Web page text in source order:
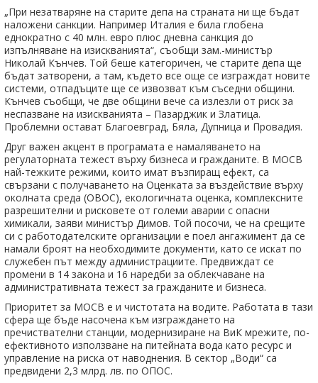
„При незатваряне на старите депа на страната ни ще бъдат
наложени санкции. Например Италия е била глобена
еднократно с 40 млн. евро плюс дневна санкция до
изпълняване на изискванията“, съобщи зам.-министър
Николай Кънчев. Той беше категоричен, че старите депа ще
бъдат затворени, а там, където все още се изграждат новите
системи, отпадъците ще се извозват към съседни общини.
Кънчев съобщи, че две общини вече са излезли от риск за
неспазване на изискванията – Пазарджик и Златица.
Проблемни остават Благоевград, Бяла, Дупница и Провадия.
Друг важен акцент в програмата е намаляването на
регулаторната тежест върху бизнеса и гражданите. В МОСВ
най-тежките режими, които имат възпиращ ефект, са
свързани с получаването на Оценката за въздействие върху
околната среда (ОВОС), екологичната оценка, комплексните
разрешителни и рисковете от големи аварии с опасни
химикали, заяви министър Димов. Той посочи, че на срещите
си с работодателските организации е поел ангажимент да се
намали броят на необходимите документи, като се искат по
служебен път между администрациите. Предвиждат се
промени в 14 закона и 16 наредби за облекчаване на
административната тежест за гражданите и бизнеса.
Приоритет за МОСВ е и чистотата на водите. Работата в тази
сфера ще бъде насочена към изграждането на
пречиствателни станции, модернизиране на ВиК мрежите, по-
ефективното използване на питейната вода като ресурс и
управление на риска от наводнения. В сектор „Води“ са
предвидени 2,3 млрд. лв. по ОПОС.